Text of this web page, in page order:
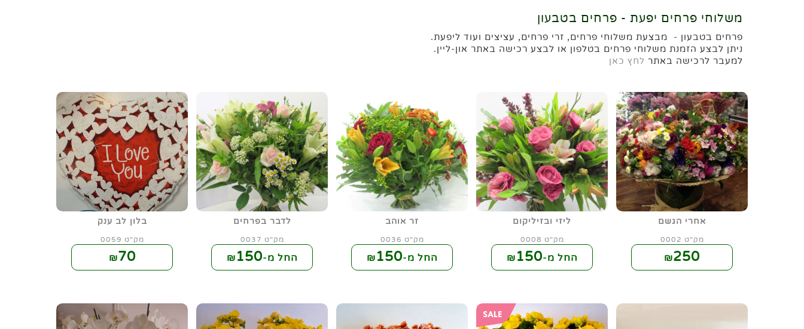
משלוחי פרחים יפעת - פרחים בטבעון
פרחים בטבעון - מבצעת משלוחי פרחים, זרי פרחים, עציצים ועוד ליפעת.
ניתן לבצע הזמנת משלוחי פרחים בטלפון או לבצע רכישה באתר און-ליין.
למעבר לרכישה באתר לחץ כאן
אחרי הגשם
מק"ט 0002
₪250
ליזי ובזיליקום
מק"ט 0008
החל מ-₪150
זר אוהב
מק"ט 0036
החל מ-₪150
לדבר בפרחים
מק"ט 0037
החל מ-₪150
בלון לב ענק
מק"ט 0059
₪70